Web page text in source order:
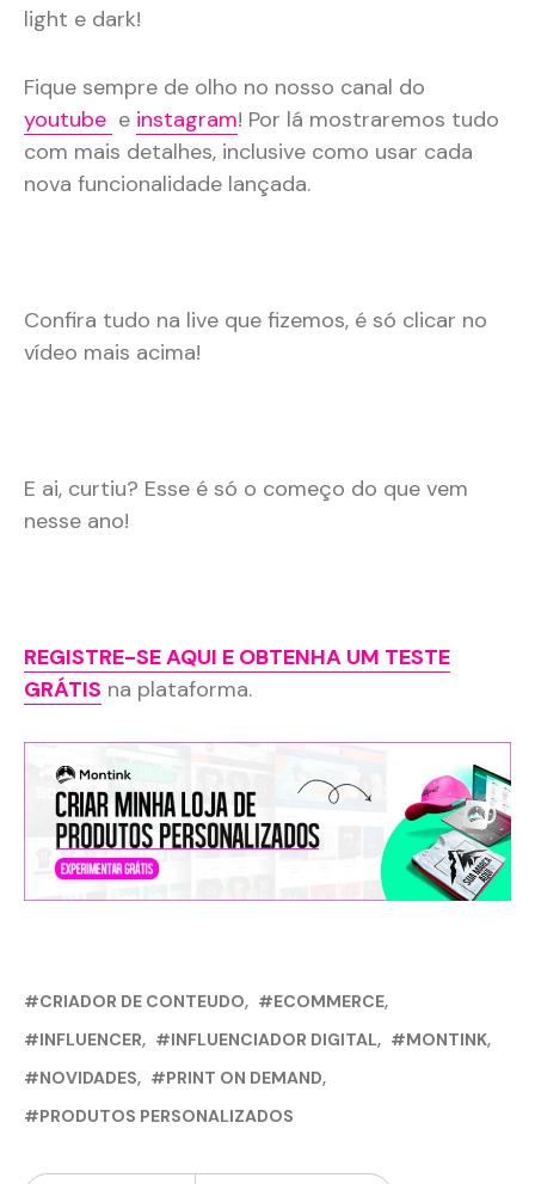
light e dark!
Fique sempre de olho no nosso canal do
youtube e instagram! Por lá mostraremos tudo
com mais detalhes, inclusive como usar cada
nova funcionalidade lançada.
Confira tudo na live que fizemos, é só clicar no
vídeo mais acima!
E ai, curtiu? Esse é só o começo do que vem
nesse ano!
REGISTRE-SE AQUI E OBTENHA UM TESTE
GRÁTIS na plataforma.
CRIADOR DE CONTEUDO
ECOMMERCE
INFLUENCER
INFLUENCIADOR DIGITAL
MONTINK
NOVIDADES
PRINT ON DEMAND
PRODUTOS PERSONALIZADOS